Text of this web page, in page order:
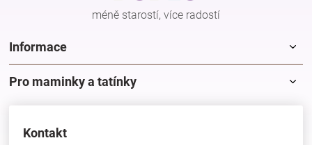
méně starostí, více radostí
Informace
Pro maminky a tatínky
Kontakt